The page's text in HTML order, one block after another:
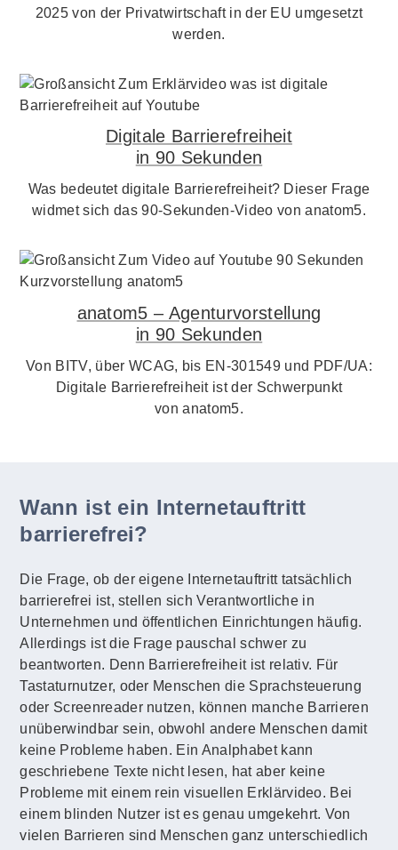
2025 von der Privatwirtschaft in der EU umgesetzt
werden.
Digitale Barrierefreiheit
in 90 Sekunden
Was bedeutet digitale Barrierefreiheit? Dieser Frage
widmet sich das 90-Sekunden-Video von anatom5.
anatom5 – Agenturvorstellung
in 90 Sekunden
Von BITV, über WCAG, bis EN-301549 und PDF/UA:
Digitale Barrierefreiheit ist der Schwerpunkt
von anatom5.
Wann ist ein Internetauftritt
barrierefrei?
Die Frage, ob der eigene Internetauftritt tatsächlich
barrierefrei ist, stellen sich Verantwortliche in
Unternehmen und öffentlichen Einrichtungen häufig.
Allerdings ist die Frage pauschal schwer zu
beantworten. Denn Barrierefreiheit ist relativ. Für
Tastaturnutzer, oder Menschen die Sprachsteuerung
oder Screenreader nutzen, können manche Barrieren
unüberwindbar sein, obwohl andere Menschen damit
keine Probleme haben. Ein Analphabet kann
geschriebene Texte nicht lesen, hat aber keine
Probleme mit einem rein visuellen Erklärvideo. Bei
einem blinden Nutzer ist es genau umgekehrt. Von
vielen Barrieren sind Menschen ganz unterschiedlich